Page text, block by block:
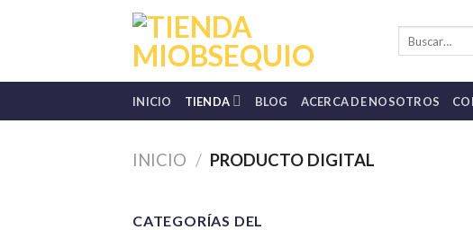
INICIO TIENDA BLOG ACERCA DE NOSOTROS
INICIO / PRODUCTO DIGITAL
CATEGORÍAS DEL